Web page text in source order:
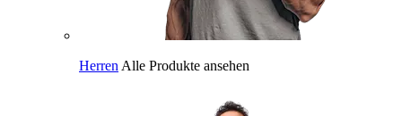
Herren Alle Produkte ansehen